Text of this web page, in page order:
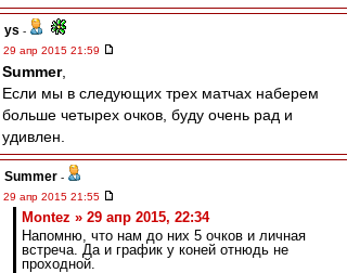
ys -
29 апр 2015 21:59
Summer,
Если мы в следующих трех матчах наберем
больше четырех очков, буду очень рад и
удивлен.
Summer -
29 апр 2015 21:55
Montez » 29 апр 2015, 22:34
Напомню, что нам до них 5 очков и личная
встреча. Да и график у коней отнюдь не
проходной.